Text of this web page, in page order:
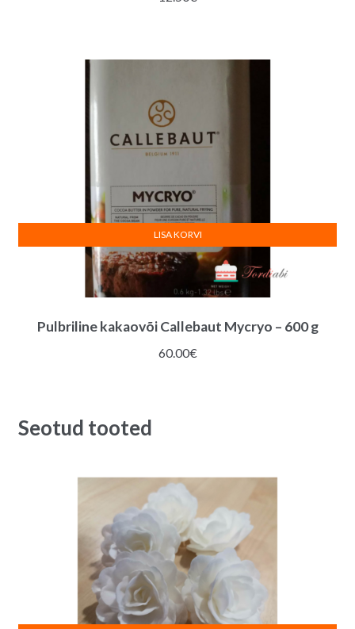
Pulbriline kakaovõi Callebaut Mycryo – 600 g
60.00€
LISA KORVI
Seotud tooted